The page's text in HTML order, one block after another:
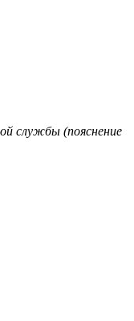
службы (пояснение